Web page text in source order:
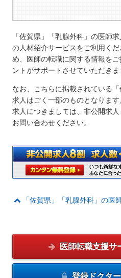
「佐賀県」「乳腺外科」の医師
の人材紹介サービスをご利用く
め、医師の転職に関する情報を
ントがサポートさせていただきま
なお、こちらに掲載されている
求人はごく一部のものとなりま
求人につきましては、非公開求
お問い合わせください。
「佐賀県」「乳腺外科」の医
医師転職支援サ
登録ドクタ